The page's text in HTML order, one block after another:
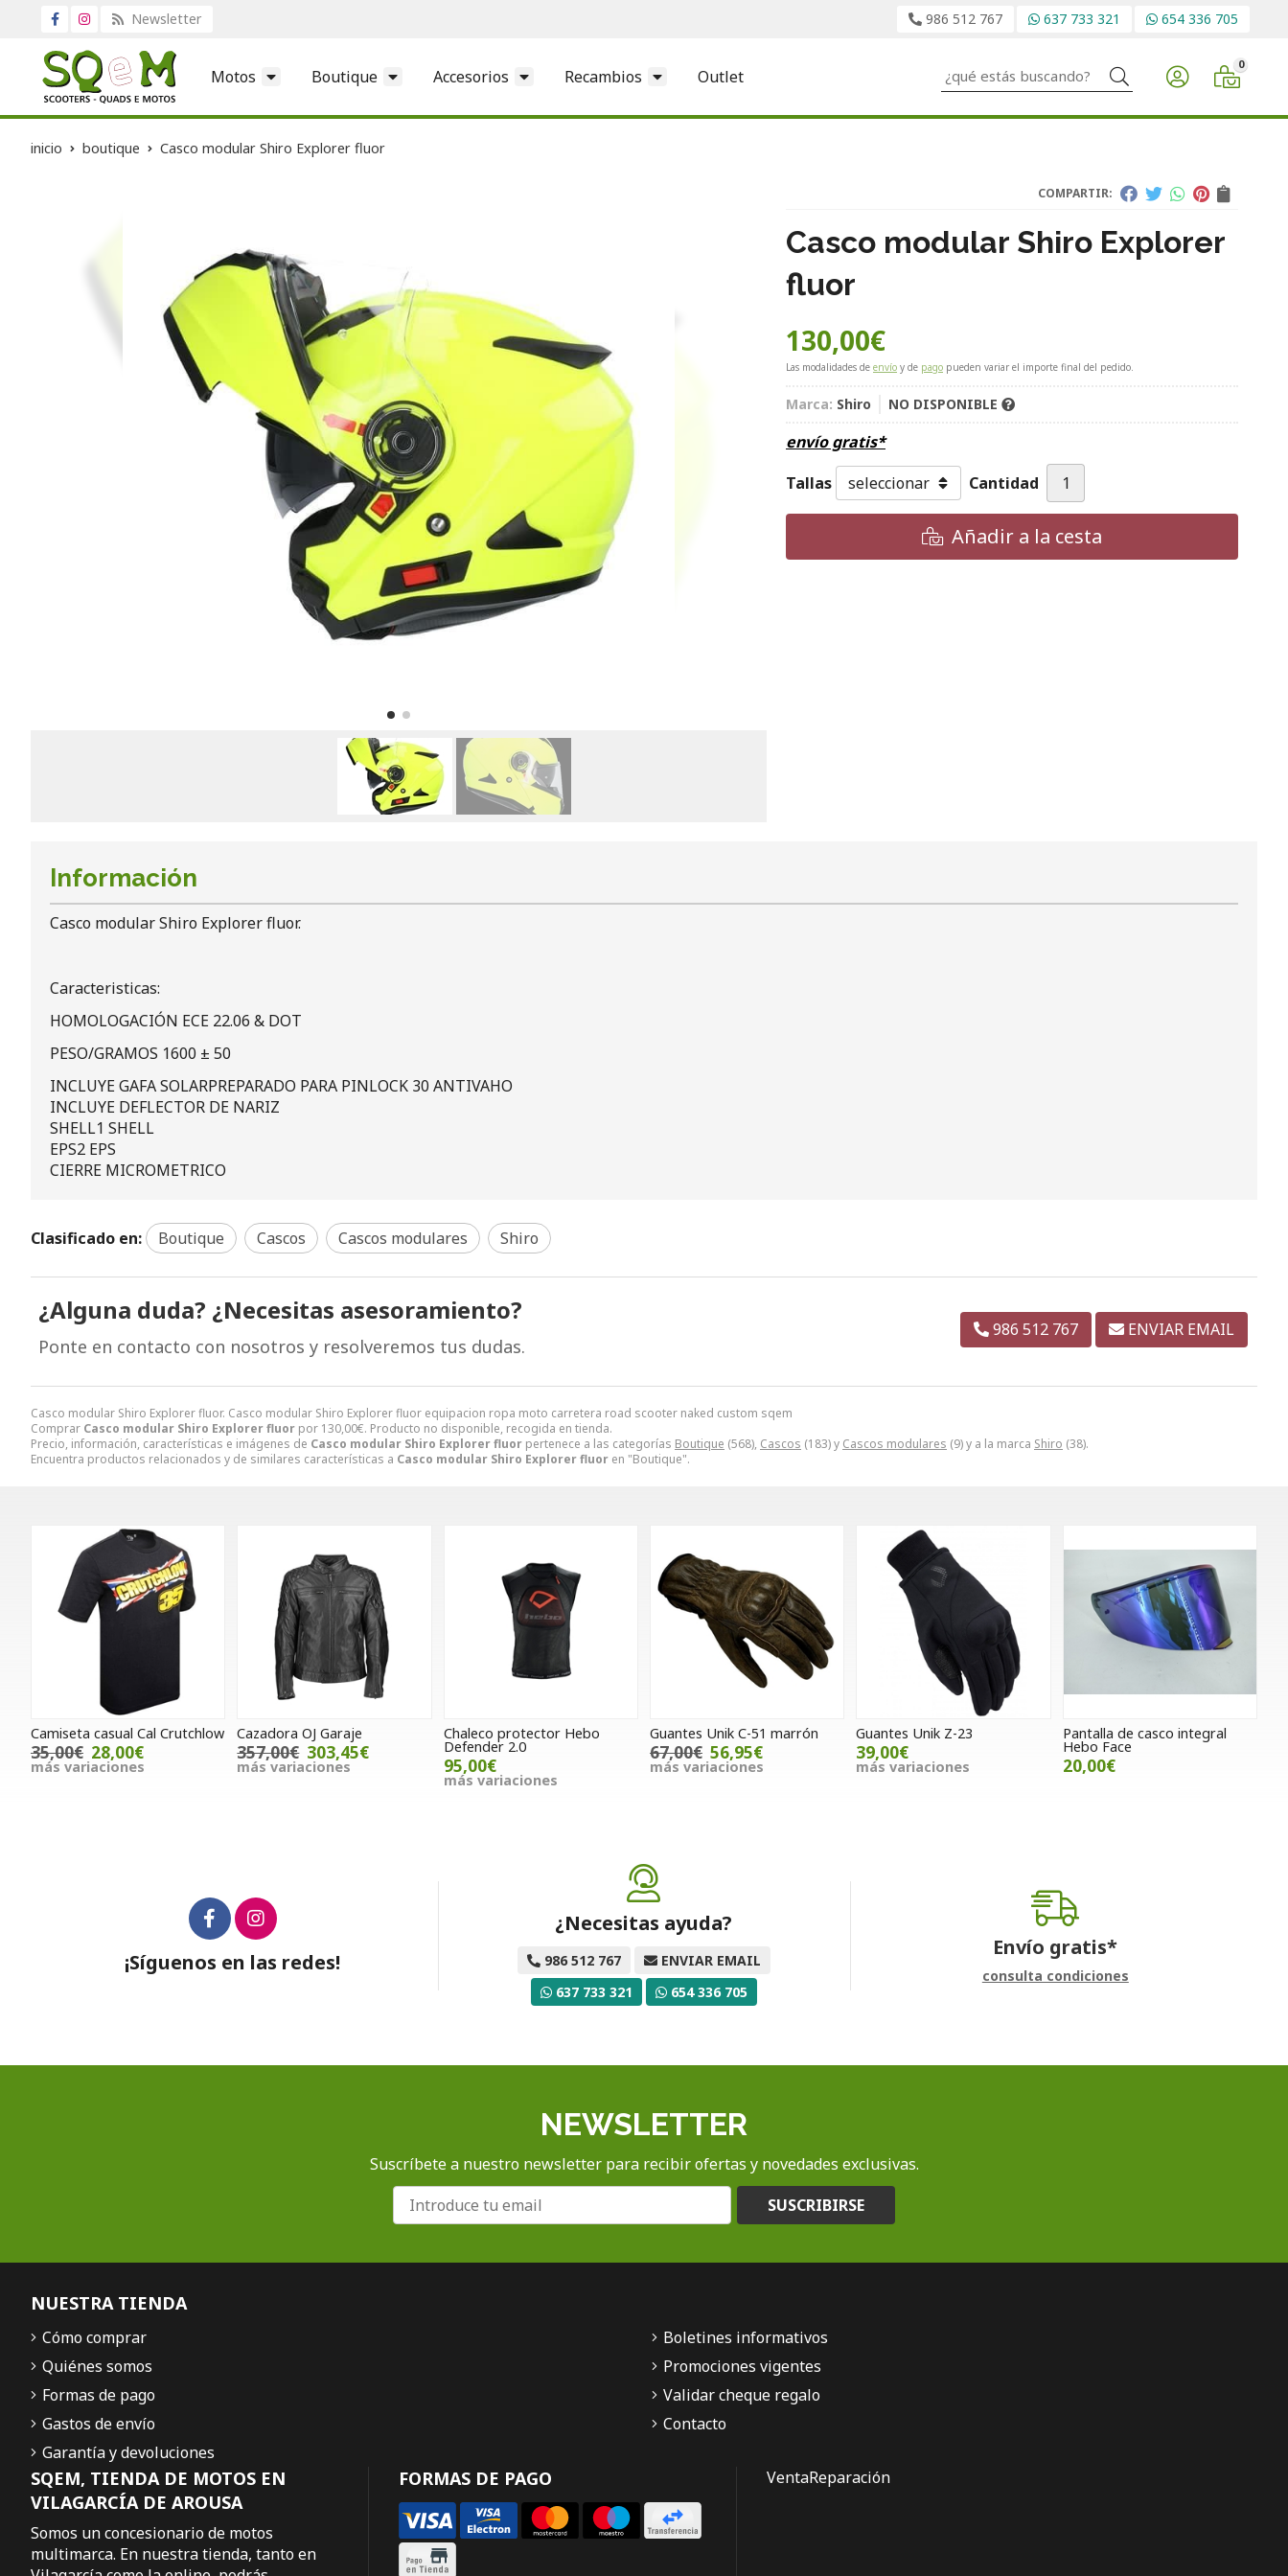
Newsletter 986 512 767 637 733 321 654 336 705
Motos Boutique Accesorios Recambios Outlet Buscar 0
inicio boutique Casco modular Shiro Explorer fluor
COMPARTIR:
Casco modular Shiro Explorer
fluor
130,00€
Las modalidades de envío y de pago pueden variar el importe final del pedido.
Marca: Shiro NO DISPONIBLE
envío gratis*
Tallas
Cantidad
Añadir a la cesta
Casco modular Shiro Explorer fluor. Casco modular Shiro Explorer fluor equipacion ropa moto carretera road scooter naked custom sqem
Comprar Casco modular Shiro Explorer fluor por 130,00€. Producto no disponible, recogida en tienda.
Precio, información, características e imágenes de Casco modular Shiro Explorer fluor pertenece a las categorías Boutique (568), Cascos (183) y Cascos modulares (9) y a la marca Shiro (38).
Encuentra productos relacionados y de similares características a Casco modular Shiro Explorer fluor en "Boutique".
Información
Casco modular Shiro Explorer fluor.
Caracteristicas:
HOMOLOGACIÓN ECE 22.06 & DOT
PESO/GRAMOS 1600 ± 50
INCLUYE GAFA SOLARPREPARADO PARA PINLOCK 30 ANTIVAHO
INCLUYE DEFLECTOR DE NARIZ
SHELL1 SHELL
EPS2 EPS
CIERRE MICROMETRICO
Clasificado en: Boutique Cascos Cascos modulares Shiro
¿Alguna duda? ¿Necesitas asesoramiento?
Ponte en contacto con nosotros y resolveremos tus dudas.
986 512 767 ENVIAR EMAIL
Camiseta casual Cal Crutchlow
35,00€ 28,00€
más variaciones
Cazadora OJ Garaje
357,00€ 303,45€
más variaciones
Chaleco protector Hebo
Defender 2.0
95,00€
más variaciones
Guantes Unik C-51 marrón
67,00€ 56,95€
más variaciones
Guantes Unik Z-23
39,00€
más variaciones
Pantalla de casco integral
Hebo Face
20,00€
¡Síguenos en las redes!
¿Necesitas ayuda?
986 512 767
ENVIAR EMAIL
637 733 321
654 336 705
Envío gratis*
consulta condiciones
NEWSLETTER
Suscríbete a nuestro newsletter para recibir ofertas y novedades exclusivas.
SUSCRIBIRSE
SQEM, TIENDA DE MOTOS EN
VILAGARCÍA DE AROUSA
Somos un concesionario de motos
multimarca. En nuestra tienda, tanto en
FORMAS DE PAGO
NUESTRA TIENDA
Cómo comprar
Quiénes somos
Formas de pago
Gastos de envío
Garantía y devoluciones
Boletines informativos
Promociones vigentes
Validar cheque regalo
Contacto
VentaReparación